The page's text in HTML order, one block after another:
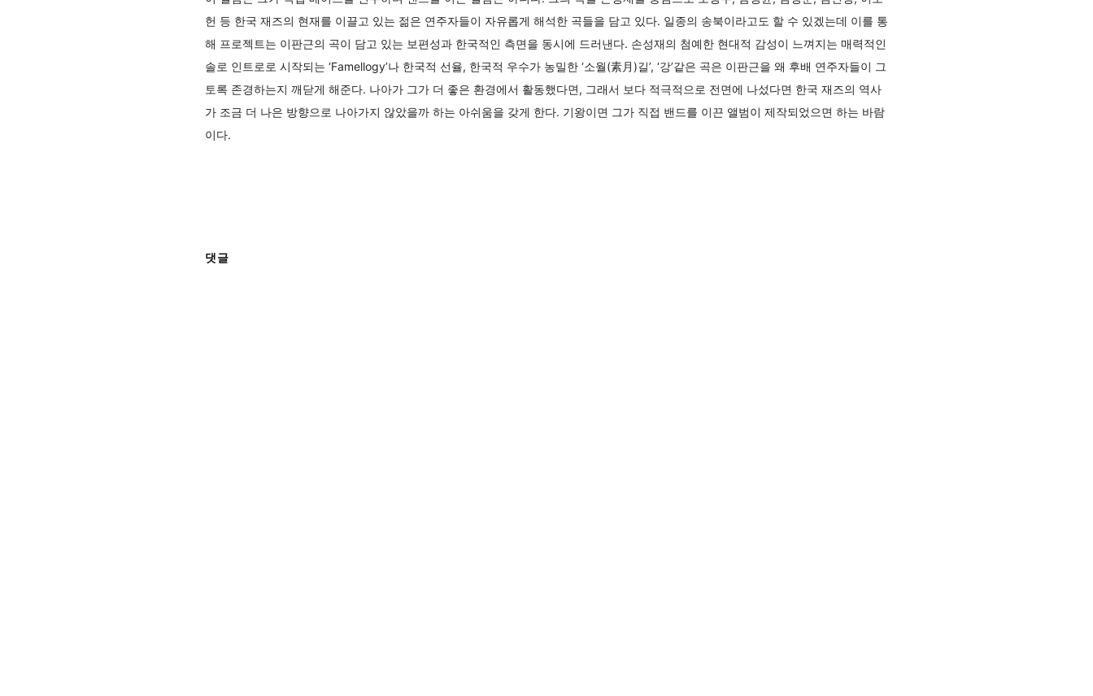
헌 등 한국 재즈의 현재를 이끌고 있는 젊은 연주자들이 자유롭게 해석한 곡들을 담고 있다. 일종의 송북이라고도 할 수 있겠는데 이를 통
해 프로젝트는 이판근의 곡이 담고 있는 보편성과 한국적인 측면을 동시에 드러낸다. 손성재의 첨예한 현대적 감성이 느껴지는 매력적인
솔로 인트로로 시작되는 ‘Famellogy’나 한국적 선율, 한국적 우수가 농밀한 ‘소월(素月)길’, ‘강’같은 곡은 이판근을 왜 후배 연주자들이 그
토록 존경하는지 깨닫게 해준다. 나아가 그가 더 좋은 환경에서 활동했다면, 그래서 보다 적극적으로 전면에 나섰다면 한국 재즈의 역사
가 조금 더 나은 방향으로 나아가지 않았을까 하는 아쉬움을 갖게 한다. 기왕이면 그가 직접 밴드를 이끈 앨범이 제작되었으면 하는 바람
이다.
댓글